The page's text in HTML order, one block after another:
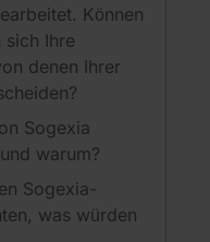
Können
Ihre
denen Ihrer
Sogexia
warum?
Sogexia-
was würden